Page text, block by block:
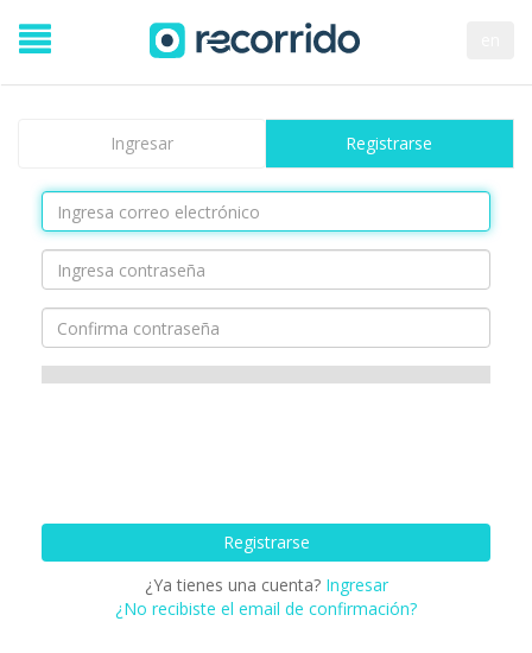
Ingresar Registrarse
¿Ya tienes una cuenta? Ingresar
¿No recibiste el email de confirmación?